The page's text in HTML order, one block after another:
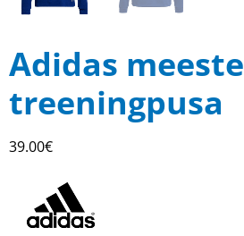
Adidas meeste
treeningpusa
39.00€